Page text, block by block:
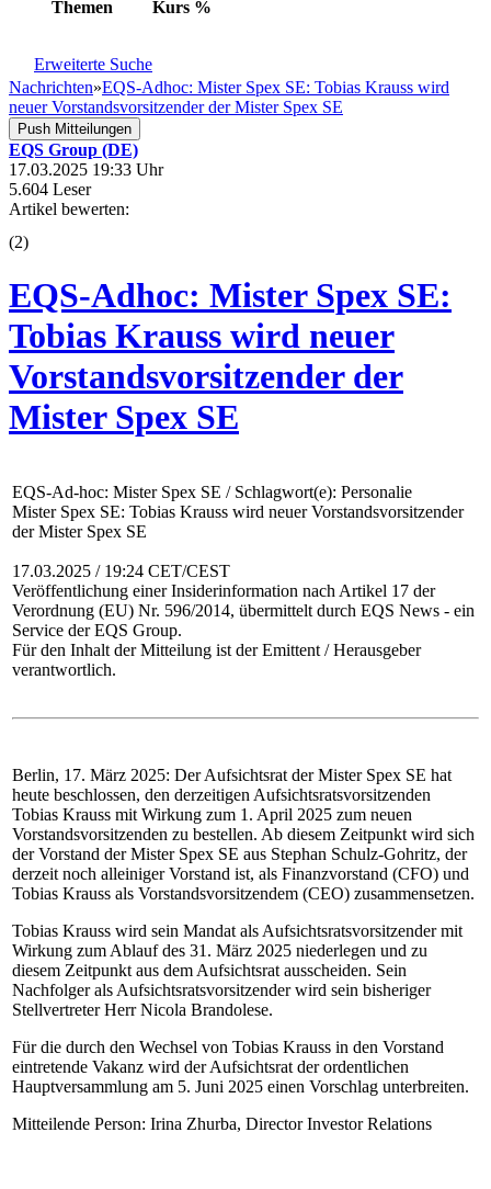
Themen Kurs %
Erweiterte Suche
Nachrichten»EQS-Adhoc: Mister Spex SE: Tobias Krauss wird
neuer Vorstandsvorsitzender der Mister Spex SE
Push Mitteilungen
EQS Group (DE)
17.03.2025 19:33 Uhr
5.604 Leser
Artikel bewerten:
(2)
EQS-Adhoc: Mister Spex SE:
Tobias Krauss wird neuer
Vorstandsvorsitzender der
Mister Spex SE
EQS-Ad-hoc: Mister Spex SE / Schlagwort(e): Personalie
Mister Spex SE: Tobias Krauss wird neuer Vorstandsvorsitzender
der Mister Spex SE
17.03.2025 / 19:24 CET/CEST
Veröffentlichung einer Insiderinformation nach Artikel 17 der
Verordnung (EU) Nr. 596/2014, übermittelt durch EQS News - ein
Service der EQS Group.
Für den Inhalt der Mitteilung ist der Emittent / Herausgeber
verantwortlich.
Berlin, 17. März 2025: Der Aufsichtsrat der Mister Spex SE hat
heute beschlossen, den derzeitigen Aufsichtsratsvorsitzenden
Tobias Krauss mit Wirkung zum 1. April 2025 zum neuen
Vorstandsvorsitzenden zu bestellen. Ab diesem Zeitpunkt wird sich
der Vorstand der Mister Spex SE aus Stephan Schulz-Gohritz, der
derzeit noch alleiniger Vorstand ist, als Finanzvorstand (CFO) und
Tobias Krauss als Vorstandsvorsitzendem (CEO) zusammensetzen.
Tobias Krauss wird sein Mandat als Aufsichtsratsvorsitzender mit
Wirkung zum Ablauf des 31. März 2025 niederlegen und zu
diesem Zeitpunkt aus dem Aufsichtsrat ausscheiden. Sein
Nachfolger als Aufsichtsratsvorsitzender wird sein bisheriger
Stellvertreter Herr Nicola Brandolese.
Für die durch den Wechsel von Tobias Krauss in den Vorstand
eintretende Vakanz wird der Aufsichtsrat der ordentlichen
Hauptversammlung am 5. Juni 2025 einen Vorschlag unterbreiten.
Mitteilende Person: Irina Zhurba, Director Investor Relations